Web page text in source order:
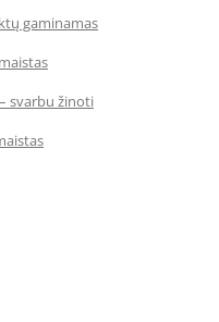
gaminamas
svarbu žinoti